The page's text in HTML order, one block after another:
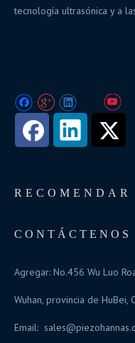
tecnología ultrasónica
RECOMENDAR
CONTÁCTENOS
Agregar: No.456 Wu Luo
Wuhan, provincia de HuBei,
Email: